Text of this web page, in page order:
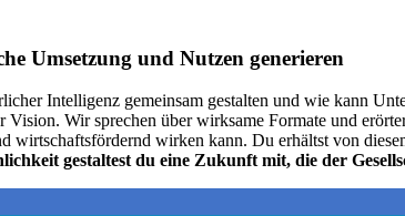
Umsetzung und Nutzen generieren
Intelligenz gemeinsam gestalten und wie kann
Vision. Wir sprechen über wirksame Formate und
wirtschaftsfördernd wirken kann. Du erhältst von
gestaltest du eine Zukunft mit, die der